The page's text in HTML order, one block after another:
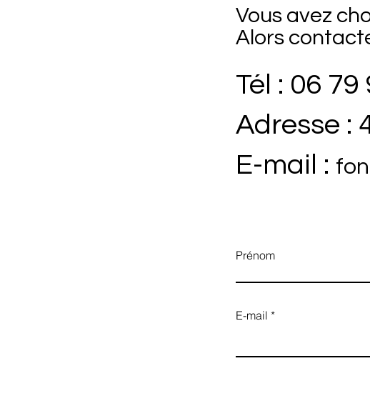
Vous avez
Alors
Tél : 06 79
Adresse :
E-mail :
Prénom
E-mail